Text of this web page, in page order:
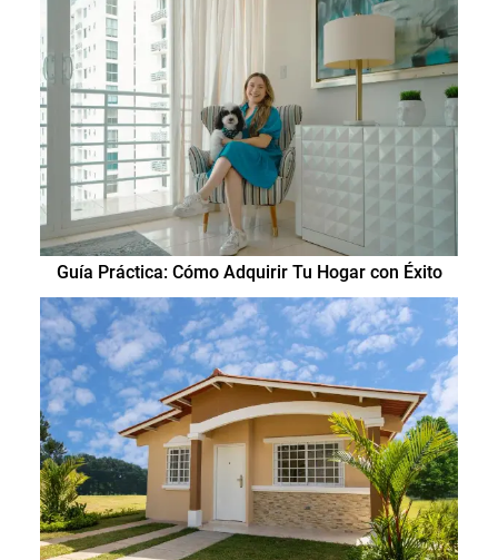
Guía Práctica: Cómo Adquirir Tu Hogar con Éxito